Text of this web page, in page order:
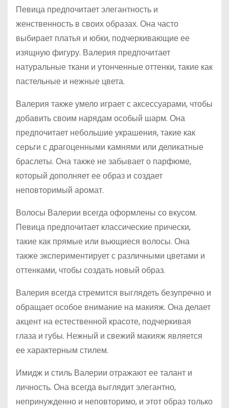
Певица предпочитает элегантность и
женственность в своих образах. Она часто
выбирает платья и юбки, подчеркивающие ее
изящную фигуру. Валерия предпочитает
натуральные ткани и утонченные оттенки, такие как
пастельные и нежные цвета.
Валерия также умело играет с аксессуарами, чтобы
добавить своим нарядам особый шарм. Она
предпочитает небольшие украшения, такие как
серьги с драгоценными камнями или деликатные
браслеты. Она также не забывает о парфюме,
который дополняет ее образ и создает
неповторимый аромат.
Волосы Валерии всегда оформлены со вкусом.
Певица предпочитает классические прически,
такие как прямые или вьющиеся волосы. Она
также экспериментирует с различными цветами и
оттенками, чтобы создать новый образ.
Валерия всегда стремится выглядеть безупречно и
обращает особое внимание на макияж. Она делает
акцент на естественной красоте, подчеркивая
глаза и губы. Нежный и свежий макияж является
ее характерным стилем.
Имидж и стиль Валерии отражают ее талант и
личность. Она всегда выглядит элегантно,
непринужденно и неповторимо, и этот образ только